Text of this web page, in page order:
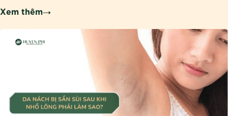
Xem thêm